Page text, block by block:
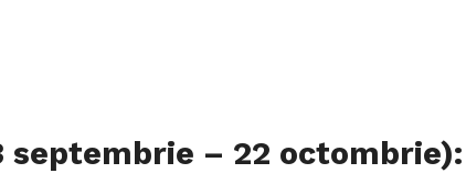
septembrie – 22 octombrie):